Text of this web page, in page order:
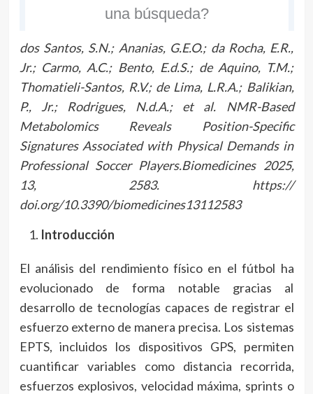
dos Santos, S.N.; Ananias, G.E.O.; da Rocha, E.R.,
Jr.; Carmo, A.C.; Bento, E.d.S.; de Aquino, T.M.;
Thomatieli-Santos, R.V.; de Lima, L.R.A.; Balikian,
P., Jr.; Rodrigues, N.d.A.; et al. NMR-Based
Metabolomics Reveals Position-Specific
Signatures Associated with Physical Demands in
Professional Soccer Players.Biomedicines 2025,
13, 2583. https://
doi.org/10.3390/biomedicines13112583
Introducción
El análisis del rendimiento físico en el fútbol ha
evolucionado de forma notable gracias al
desarrollo de tecnologías capaces de registrar el
esfuerzo externo de manera precisa. Los sistemas
EPTS, incluidos los dispositivos GPS, permiten
cuantificar variables como distancia recorrida,
esfuerzos explosivos, velocidad máxima, sprints o